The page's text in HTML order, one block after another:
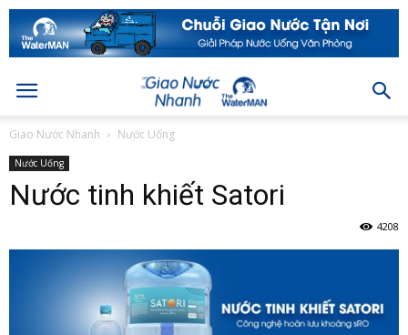
Giao Nước Nhanh Nước Uống
Nước Uống
Nước tinh khiết Satori
4208